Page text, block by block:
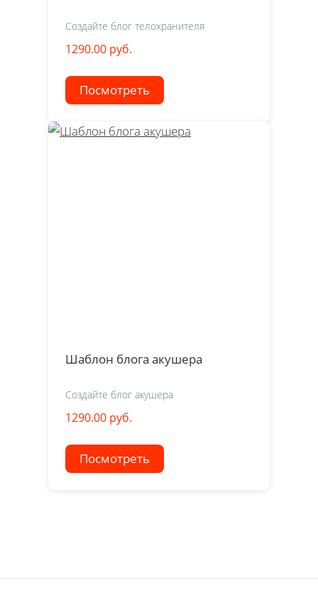
Создайте блог телохранителя
1290.00 руб.
Посмотреть
Шаблон блога акушера
Создайте блог акушера
1290.00 руб.
Посмотреть